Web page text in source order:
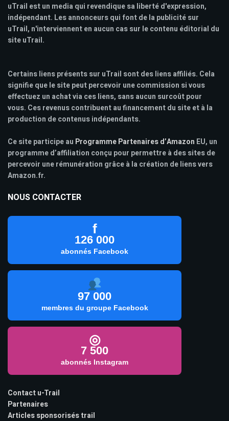
uTrail est un media qui revendique sa liberté d'expression,
indépendant. Les annonceurs qui font de la publicité sur
uTrail, n'interviennent en aucun cas sur le contenu éditorial du
site uTrail.
Certains liens présents sur uTrail sont des liens affiliés. Cela
signifie que le site peut percevoir une commission si vous
effectuez un achat via ces liens, sans aucun surcoût pour
vous. Ces revenus contribuent au financement du site et à la
production de contenus indépendants.
Ce site participe au Programme Partenaires d’Amazon EU, un
programme d’affiliation conçu pour permettre à des sites de
percevoir une rémunération grâce à la création de liens vers
Amazon.fr.
NOUS CONTACTER
f
126 000
abonnés Facebook
97 000
membres du groupe Facebook
◎
7 500
abonnés Instagram
Contact u-Trail
Partenaires
Articles sponsorisés trail